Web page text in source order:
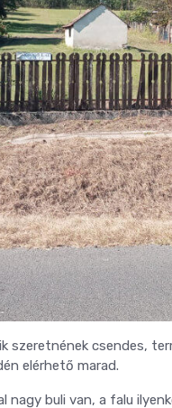
szeretnének csendes,
elérhető marad.
nagy buli van, a falu